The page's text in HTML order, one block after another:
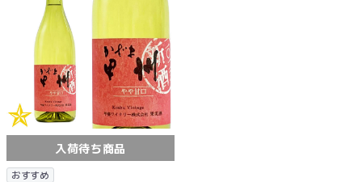
入荷待ち商品
おすすめ